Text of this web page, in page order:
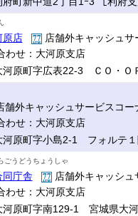
原店
店舗外キャッシュ
わせ：大河原支店
河原町字広表22-3 ＣＯ・Ｏ
舗外キャッシュサービスコー
わせ：大河原支店
河原町字小島2-1 フォルテ１
ごうどうちょうしゃ
同庁舎
店舗外キャッシ
わせ：大河原支店
原町字南129-1 宮城県大河